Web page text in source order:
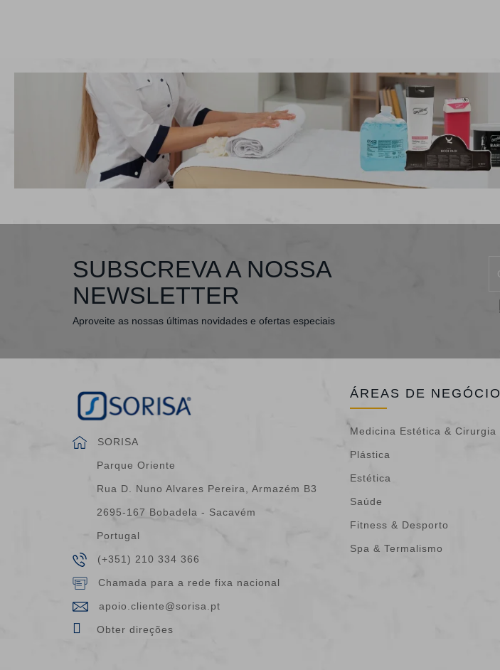
SUBSCREVA A NOSSA
NEWSLETTER
Aproveite as nossas últimas novidades e ofertas especiais
SORISA
Parque Oriente
Rua D. Nuno Alvares Pereira, Armazém B3
2695-167 Bobadela - Sacavém
Portugal
(+351) 210 334 366
Chamada para a rede fixa nacional
apoio.cliente@sorisa.pt
Obter direções
ÁREAS DE NEGÓCIO
Medicina Estética & Cirurgia
Plástica
Estética
Saúde
Fitness & Desporto
Spa & Termalismo